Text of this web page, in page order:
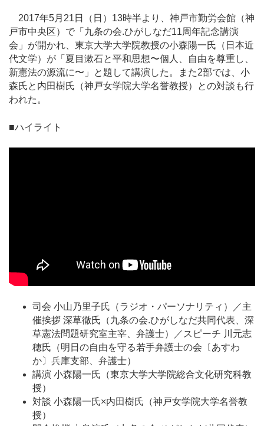
2017年5月21日（日）13時半より、神戸市勤労会館（神
戸市中央区）で「九条の会.ひがしなだ11周年記念講演
会」が開かれ、東京大学大学院教授の小森陽一氏（日本近
代文学）が「夏目漱石と平和思想〜個人、自由を尊重し、
新憲法の源流に〜」と題して講演した。また2部では、小
森氏と内田樹氏（神戸女学院大学名誉教授）との対談も行
われた。
■ハイライト
司会 小山乃里子氏（ラジオ・パーソナリティ）／主
催挨拶 深草徹氏（九条の会.ひがしなだ共同代表、深
草憲法問題研究室主宰、弁護士）／スピーチ 川元志
穂氏（明日の自由を守る若手弁護士の会〔あすわ
か〕兵庫支部、弁護士）
講演 小森陽一氏（東京大学大学院総合文化研究科教
授）
対談 小森陽一氏×内田樹氏（神戸女学院大学名誉教
授）